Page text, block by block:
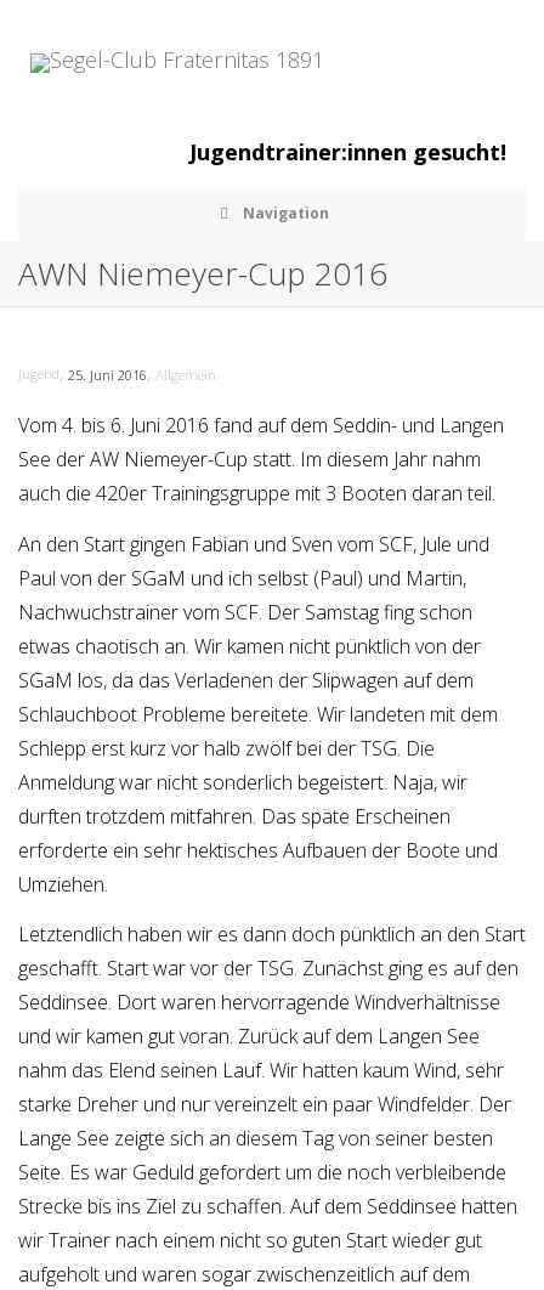
Jugendtrainer:innen gesucht!
Navigation
AWN Niemeyer-Cup 2016
Jugend, 25. Juni 2016, Allgemein
Vom 4. bis 6. Juni 2016 fand auf dem Seddin- und Langen
See der AW Niemeyer-Cup statt. Im diesem Jahr nahm
auch die 420er Trainingsgruppe mit 3 Booten daran teil.
An den Start gingen Fabian und Sven vom SCF, Jule und
Paul von der SGaM und ich selbst (Paul) und Martin,
Nachwuchstrainer vom SCF. Der Samstag fing schon
etwas chaotisch an. Wir kamen nicht pünktlich von der
SGaM los, da das Verladenen der Slipwagen auf dem
Schlauchboot Probleme bereitete. Wir landeten mit dem
Schlepp erst kurz vor halb zwölf bei der TSG. Die
Anmeldung war nicht sonderlich begeistert. Naja, wir
durften trotzdem mitfahren. Das späte Erscheinen
erforderte ein sehr hektisches Aufbauen der Boote und
Umziehen.
Letztendlich haben wir es dann doch pünktlich an den Start
geschafft. Start war vor der TSG. Zunächst ging es auf den
Seddinsee. Dort waren hervorragende Windverhältnisse
und wir kamen gut voran. Zurück auf dem Langen See
nahm das Elend seinen Lauf. Wir hatten kaum Wind, sehr
starke Dreher und nur vereinzelt ein paar Windfelder. Der
Lange See zeigte sich an diesem Tag von seiner besten
Seite. Es war Geduld gefordert um die noch verbleibende
Strecke bis ins Ziel zu schaffen. Auf dem Seddinsee hatten
wir Trainer nach einem nicht so guten Start wieder gut
aufgeholt und waren sogar zwischenzeitlich auf dem